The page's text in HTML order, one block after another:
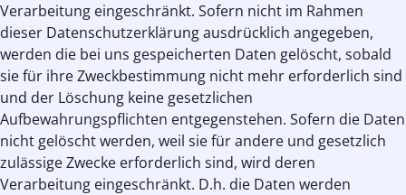
Verarbeitung eingeschränkt. Sofern nicht im Rahmen
dieser Datenschutzerklärung ausdrücklich angegeben,
werden die bei uns gespeicherten Daten gelöscht, sobald
sie für ihre Zweckbestimmung nicht mehr erforderlich sind
und der Löschung keine gesetzlichen
Aufbewahrungspflichten entgegenstehen. Sofern die Daten
nicht gelöscht werden, weil sie für andere und gesetzlich
zulässige Zwecke erforderlich sind, wird deren
Verarbeitung eingeschränkt. D.h. die Daten werden